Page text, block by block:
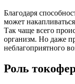
Благодаря
может
Так чаще всего
организм. Но даже
неблагоприятного
Роль